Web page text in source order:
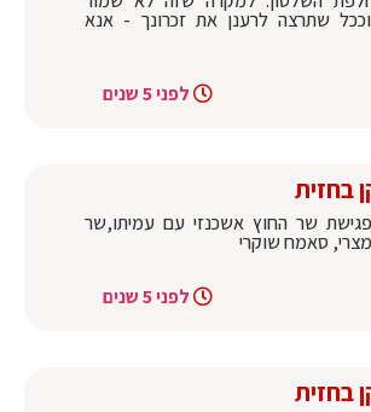
שתרצה לרענן את זכרונך - אנא
לפני 5 שנים
בחזית
שר החוץ אשכנזי עם עמיתו,שר
סאמח שוקרי
לפני 5 שנים
בחזית